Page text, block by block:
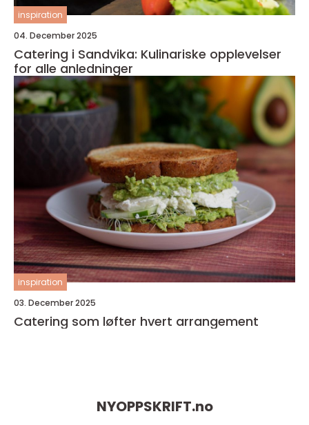
inspiration
04. December 2025
Catering i Sandvika: Kulinariske opplevelser
for alle anledninger
inspiration
03. December 2025
Catering som løfter hvert arrangement
NYOPPSKRIFT.no